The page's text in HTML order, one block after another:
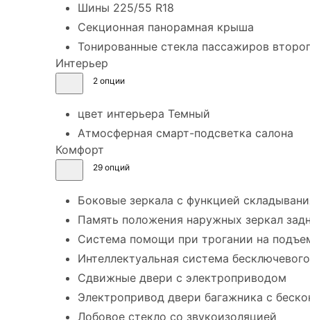
Шины 225/55 R18
Секционная панорамная крыша
Тонированные стекла пассажиров
Интерьер
2 опции
цвет интерьера Темный
Атмосферная смарт-подсветка салона
Комфорт
29 опций
Боковые зеркала с функцией
Память положения наружных зеркал
Система помощи при трогании на
Интеллектуальная система
Сдвижные двери с электроприводом
Электропривод двери багажника с
Лобовое стекло со звукоизоляцией